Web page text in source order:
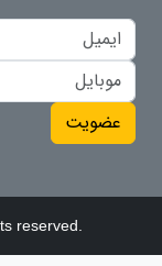
عضویت
reserved.